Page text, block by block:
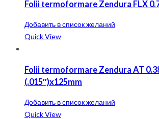
Folii termoformare Zendura FLX
Добавить в список желаний
Quick View
Folii termoformare Zendura AT
(.015″)x125mm
Добавить в список желаний
Quick View